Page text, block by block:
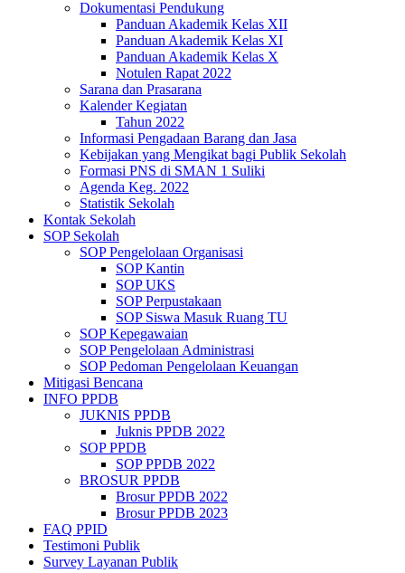
Dokumentasi Pendukung
Panduan Akademik Kelas XII
Panduan Akademik Kelas XI
Panduan Akademik Kelas X
Notulen Rapat 2022
Sarana dan Prasarana
Kalender Kegiatan
Tahun 2022
Informasi Pengadaan Barang dan Jasa
Kebijakan yang Mengikat bagi Publik Sekolah
Formasi PNS di SMAN 1 Suliki
Agenda Keg. 2022
Statistik Sekolah
Kontak Sekolah
SOP Sekolah
SOP Pengelolaan Organisasi
SOP Kantin
SOP UKS
SOP Perpustakaan
SOP Siswa Masuk Ruang TU
SOP Kepegawaian
SOP Pengelolaan Administrasi
SOP Pedoman Pengelolaan Keuangan
Mitigasi Bencana
INFO PPDB
JUKNIS PPDB
Juknis PPDB 2022
SOP PPDB
SOP PPDB 2022
BROSUR PPDB
Brosur PPDB 2022
Brosur PPDB 2023
FAQ PPID
Testimoni Publik
Survey Layanan Publik